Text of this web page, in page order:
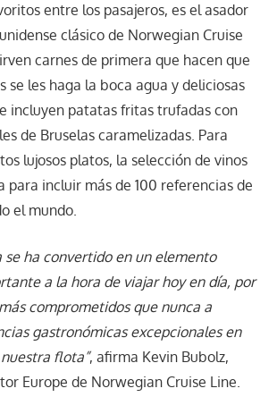
entre los pasajeros, es el asador
clásico de Norwegian Cruise
carnes de primera que hacen que
se les haga la boca agua y deliciosas
incluyen patatas fritas trufadas con
de Bruselas caramelizadas. Para
lujosos platos, la selección de vinos
para incluir más de 100 referencias de
el mundo.
se ha convertido en un elemento
a la hora de viajar hoy en día, por
comprometidos que nunca a
gastronómicas excepcionales en
flota”, afirma Kevin Bubolz,
Europe de Norwegian Cruise Line.